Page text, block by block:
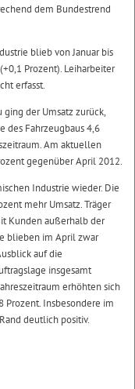
dem Bundestrend
blieb von Januar bis
Prozent). Leiharbeiter
erfasst.
der Umsatz zurück,
des Fahrzeugbaus 4,6
Am aktuellen
gegenüber April 2012.
Industrie wieder. Die
mehr Umsatz. Träger
Kunden außerhalb der
blieben im April zwar
auf die
insgesamt
erhöhten sich
Prozent. Insbesondere im
deutlich positiv.